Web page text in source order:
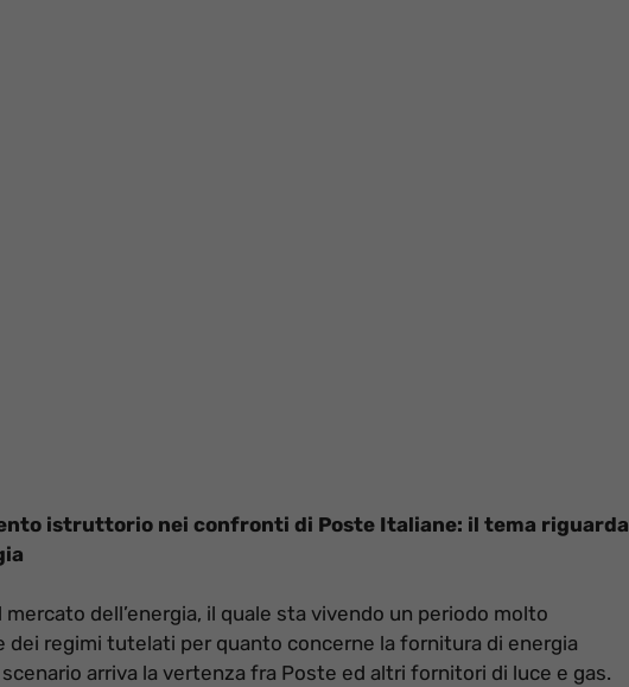
istruttorio nei confronti di Poste Italiane: il tema riguarda
dell’energia, il quale sta vivendo un periodo molto
dei regimi tutelati per quanto concerne la fornitura di energia
arriva la vertenza fra Poste ed altri fornitori di luce e gas.